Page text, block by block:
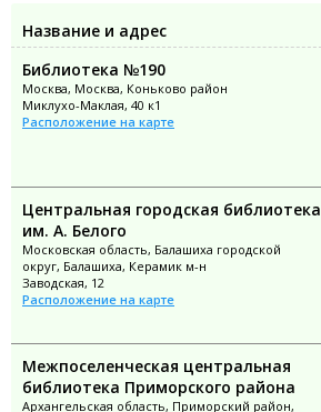
Название и адрес
Библиотека №190
Москва, Москва, Коньково район
Миклухо-Маклая, 40 к1
Расположение на карте
Центральная городская библиотека
им. А. Белого
Московская область, Балашиха городской
округ, Балашиха, Керамик м-н
Заводская, 12
Расположение на карте
Межпоселенческая центральная
библиотека Приморского района
Архангельская область, Приморский район,